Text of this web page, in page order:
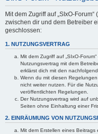
Mit dem Zugriff auf „SIxO-
zwischen dir und dem Betreiber
geschlossen:
1. NUTZUNGSVERTRAG
Mit dem Zugriff auf „SIxO-
Nutzungsvertrag mit dem
erklärst dich mit den
Wenn du mit diesen
nicht weiter nutzen. Für die
veröffentlichten Regelungen.
Der Nutzungsvertrag wird auf
Seiten ohne Einhaltung einer
2. EINRÄUMUNG VON
Mit dem Erstellen eines